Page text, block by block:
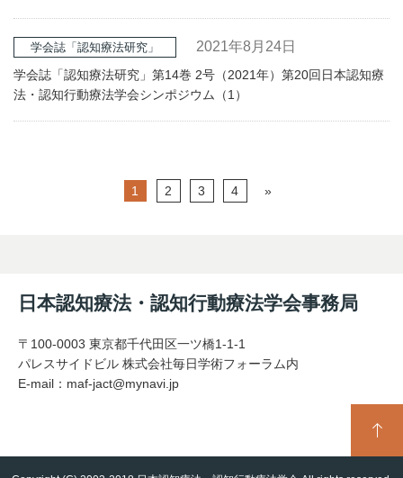
学会誌「認知療法研究」 2021年8月24日
学会誌「認知療法研究」第14巻 2号（2021年）第20回日本認知療
法・認知行動療法学会シンポジウム（1）
1 2 3 4 »
日本認知療法・認知行動療法学会事務局
〒100-0003 東京都千代田区一ツ橋1-1-1
パレスサイドビル 株式会社毎日学術フォーラム内
E-mail： maf-jact@mynavi.jp